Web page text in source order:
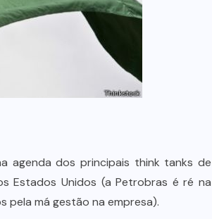
agenda dos principais think tanks de
Estados Unidos (a Petrobras é ré na
pela má gestão na empresa).